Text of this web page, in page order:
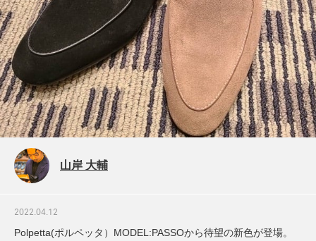
山岸 大輔
2022.04.12
Polpetta(ポルペッタ）MODEL:PASSOから待望の新色が登場。